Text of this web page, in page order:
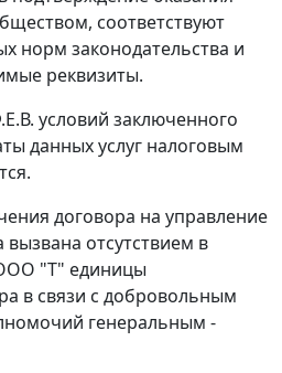
соответствуют
норм законодательства и
реквизиты.
условий заключенного
данных услуг налоговым
договора на управление
отсутствием в
"Т" единицы
в связи с добровольным
генеральным -